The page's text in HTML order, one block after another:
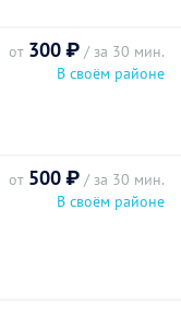
от 300 ₽ / за 30 мин.
В своём районе
от 500 ₽ / за 30 мин.
В своём районе